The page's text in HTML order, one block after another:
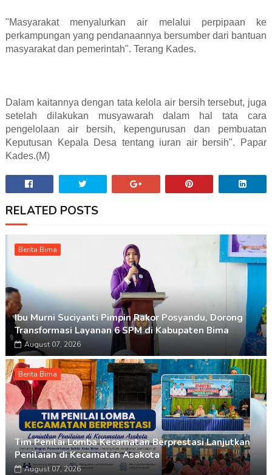
"Masyarakat menyalurkan air melalui perpipaan ke
perkampungan yang pendanaannya bersumber dari bantuan
masyarakat dan pemerintah". Terang Kades.
Dalam kaitannya dengan tata kelola air bersih tersebut, juga
setelah dilakukan musyawarah dalam hal tata cara
pengelolaan air bersih, kepengurusan dan pembuatan
Keputusan Kepala Desa tentang iuran air bersih". Papar
Kades.(M)
RELATED POSTS
Berita Bima
Ibu Murni Suciyanti Pimpin Rakor Posyandu, Dorong
Transformasi Layanan 6 SPM di Kabupaten Bima
August 07, 2026
Berita Bima
Tim Penilai Lomba Kecamatan Berprestasi Lanjutkan
Penilaian di Kecamatan Asakota
August 07, 2026